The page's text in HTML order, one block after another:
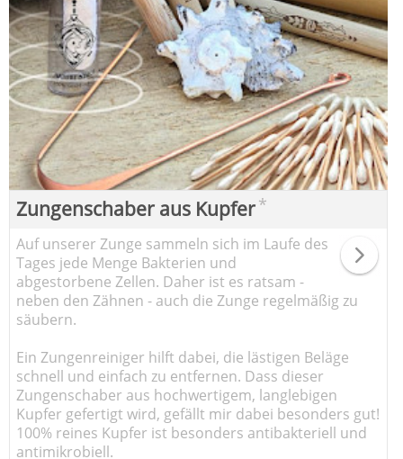
Zungenschaber aus Kupfer*
Auf unserer Zunge sammeln sich im Laufe des
Tages jede Menge Bakterien und
abgestorbene Zellen. Daher ist es ratsam -
neben den Zähnen - auch die Zunge regelmäßig zu
säubern.
Ein Zungenreiniger hilft dabei, die lästigen Beläge
schnell und einfach zu entfernen. Dass dieser
Zungenschaber aus hochwertigem, langlebigen
Kupfer gefertigt wird, gefällt mir dabei besonders gut!
100% reines Kupfer ist besonders antibakteriell und
antimikrobiell.